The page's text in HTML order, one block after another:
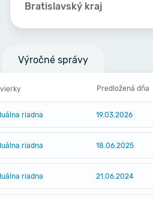
Bratislavský kraj
Výročné správy
Predložená dňa
riadna 19.03.2026
riadna 18.06.2025
riadna 21.06.2024